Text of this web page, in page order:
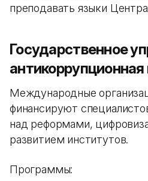
преподавать языки
Государственное
Международные
финансируют
над реформами,
развитием институтов.
Программы: